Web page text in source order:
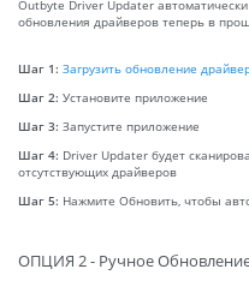
Outbyte Driver Updater
обновления драйверов теперь в
Шаг 1: Загрузить обновление
Шаг 2: Установите приложение
Шаг 3: Запустите приложение
Шаг 4: Driver Updater будет
отсутствующих драйверов
Шаг 5: Нажмите Обновить, чтобы
ОПЦИЯ 2 - Ручное